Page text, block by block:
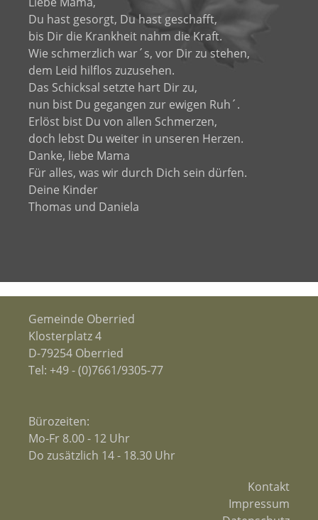
Du hast gesorgt, Du hast geschafft,
bis Dir die Krankheit nahm die Kraft.
Wie schmerzlich war´s, vor Dir zu stehen,
dem Leid hilflos zuzusehen.
Das Schicksal setzte hart Dir zu,
nun bist Du gegangen zur ewigen Ruh´.
Erlöst bist Du von allen Schmerzen,
doch lebst Du weiter in unseren Herzen.
Danke, liebe Mama
Für alles, was wir durch Dich sein dürfen.
Deine Kinder
Thomas und Daniela
Gemeinde Oberried
Klosterplatz 4
D-79254 Oberried
Tel: +49 - (0)7661/9305-77
Bürozeiten:
Mo-Fr 8.00 - 12 Uhr
Do zusätzlich 14 - 18.30 Uhr
Kontakt
Impressum